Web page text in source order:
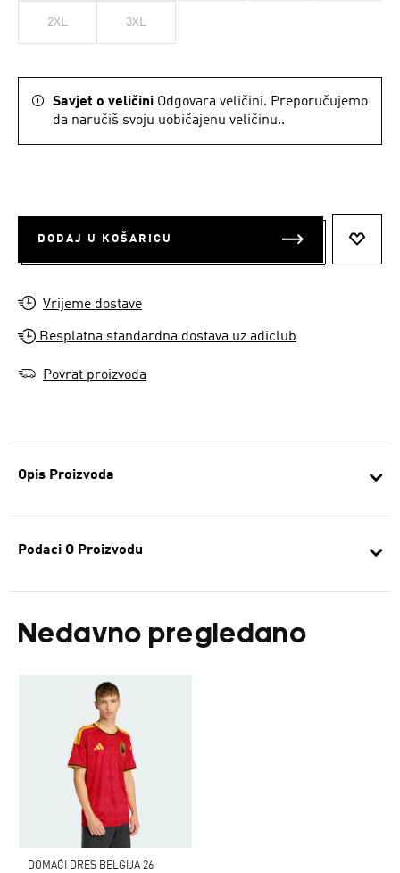
Opis Proizvoda
Podaci O Proizvodu
Nedavno pregledano
DOMAĆI DRES BELGIJA 26
2XL 3XL
Savjet o veličini Odgovara veličini. Preporučujemo
da naručiš svoju uobičajenu veličinu..
DODAJ U KOŠARICU
Vrijeme dostave
Besplatna standardna dostava uz adiclub
Povrat proizvoda